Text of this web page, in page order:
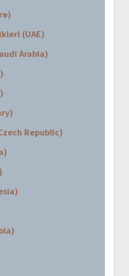
(UAE)
Arabia)
Republic)